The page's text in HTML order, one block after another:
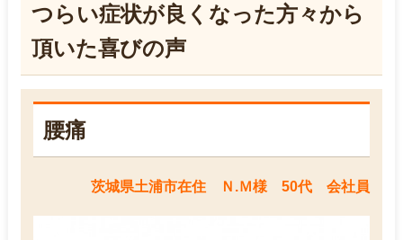
つらい症状が良くなった方々から
頂いた喜びの声
腰痛
茨城県土浦市在住 Ｎ.Ｍ様 50代 会社員